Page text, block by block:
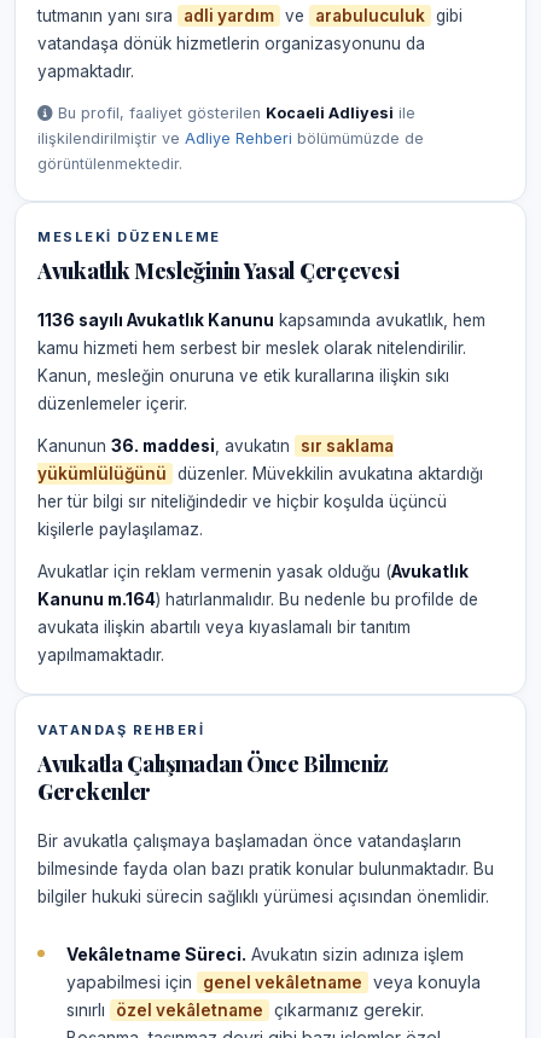
tutmanın yanı sıra
adli yardım ve arabuluculuk gibi
vatandaşa dönük hizmetlerin organizasyonunu da
yapmaktadır.
Bu profil, faaliyet gösterilen Kocaeli Adliyesi ile
ilişkilendirilmiştir ve Adliye Rehberi bölümümüzde de
görüntülenmektedir.
MESLEKI DÜZENLEME
Avukatlık Mesleğinin Yasal Çerçevesi
1136 sayılı Avukatlık Kanunu kapsamında avukatlık, hem
kamu hizmeti hem serbest bir meslek olarak nitelendirilir.
Kanun, mesleğin onuruna ve etik kurallarına ilişkin sıkı
düzenlemeler içerir.
Kanunun 36. maddesi , avukatın
sır saklama
yükümlülüğünü
düzenler. Müvekkilin avukatına aktardığı
her tür bilgi sır niteliğindedir ve hiçbir koşulda üçüncü
kişilerle paylaşılamaz.
Avukatlar için reklam vermenin yasak olduğu (Avukatlık
Kanunu m.164) hatırlanmalıdır. Bu nedenle bu profilde de
avukata ilişkin abartılı veya kıyaslamalı bir tanıtım
yapılmamaktadır.
VATANDAŞ REHBERI
Avukatla Çalışmadan Önce Bilmeniz
Gerekenler
Bir avukatla çalışmaya başlamadan önce vatandaşların
bilmesinde fayda olan bazı pratik konular bulunmaktadır. Bu
bilgiler hukuki sürecin sağlıklı yürümesi açısından önemlidir.
Vekâletname Süreci. Avukatın sizin adınıza işlem
yapabilmesi için
genel vekâletname
veya konuyla
sınırlı
özel vekâletname
çıkarmanız gerekir.